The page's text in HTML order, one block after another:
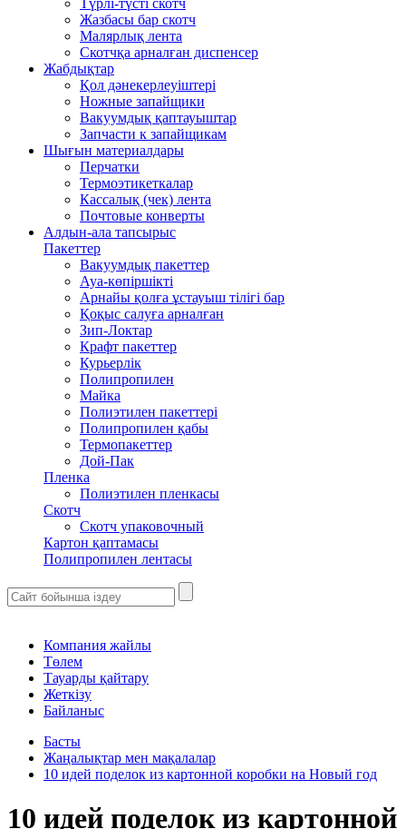
Жазбасы бар скотч
Малярлық лента
Скотчқа арналған диспенсер
Жабдықтар
Қол дәнекерлеуіштері
Ножные запайщики
Вакуумдық қаптауыштар
Запчасти к запайщикам
Шығын материалдары
Перчатки
Термоэтикеткалар
Кассалық (чек) лента
Почтовые конверты
Алдын-ала тапсырыс
Пакеттер
Вакуумдық пакеттер
Ауа-көпіршікті
Арнайы қолға ұстауыш тілігі бар
Қоқыс салуға арналған
Зип-Локтар
Крафт пакеттер
Курьерлік
Полипропилен
Майка
Полиэтилен пакеттері
Полипропилен қабы
Термопакеттер
Дой-Пак
Пленка
Полиэтилен пленкасы
Скотч
Скотч упаковочный
Картон қаптамасы
Полипропилен лентасы
Компания жайлы
Төлем
Тауарды қайтару
Жеткізу
Байланыс
Басты
Жаңалықтар мен мақалалар
10 идей поделок из картонной коробки на Новый год
10 идей поделок из картонной